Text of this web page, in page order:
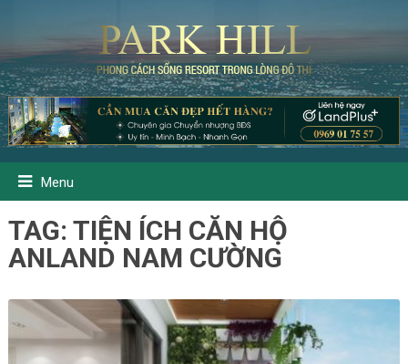
Menu
TAG: TIỆN ÍCH CĂN HỘ
ANLAND NAM CƯỜNG